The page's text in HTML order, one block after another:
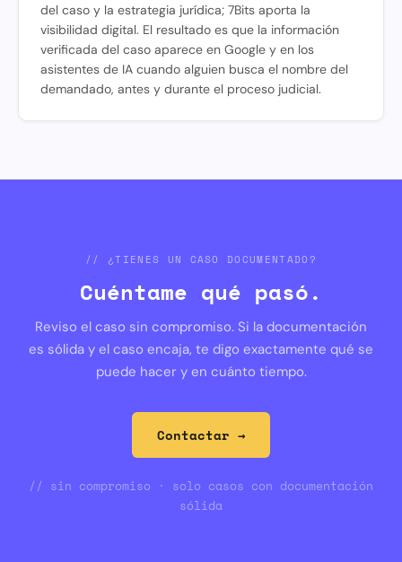
del caso y la estrategia jurídica; 7Bits aporta la
visibilidad digital. El resultado es que la información
verificada del caso aparece en Google y en los
asistentes de IA cuando alguien busca el nombre del
demandado, antes y durante el proceso judicial.
// ¿TIENES UN CASO DOCUMENTADO?
Cuéntame qué pasó.
Reviso el caso sin compromiso. Si la documentación
es sólida y el caso encaja, te digo exactamente qué se
puede hacer y en cuánto tiempo.
Contactar →
// sin compromiso · solo casos con documentación
sólida